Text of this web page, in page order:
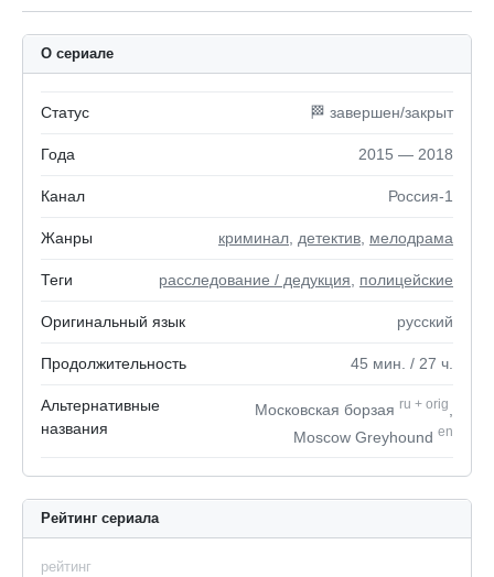
О сериале
Статус 🏁 завершен/закрыт
Года 2015 — 2018
Канал Россия-1
Жанры криминал детектив мелодрама
Теги расследование / дедукция полицейские
Оригинальный язык русский
Продолжительность 45 мин. / 27 ч.
Альтернативные
названия
Московская борзая ru + orig
Moscow Greyhound en
Рейтинг сериала
рейтинг